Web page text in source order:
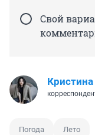
Свой
Погода Лето